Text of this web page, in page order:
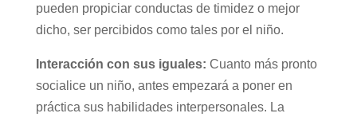
pueden propiciar conductas de timidez o mejor
dicho, ser percibidos como tales por el niño.
Interacción con sus iguales: Cuanto más pronto
socialice un niño, antes empezará a poner en
práctica sus habilidades interpersonales. La